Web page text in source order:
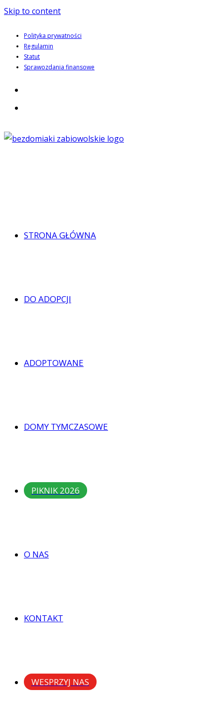
Skip to content
Polityka prywatności
Regulamin
Statut
Sprawozdania finansowe
STRONA GŁÓWNA
DO ADOPCJI
ADOPTOWANE
DOMY TYMCZASOWE
PIKNIK 2026
O NAS
KONTAKT
WESPRZYJ NAS